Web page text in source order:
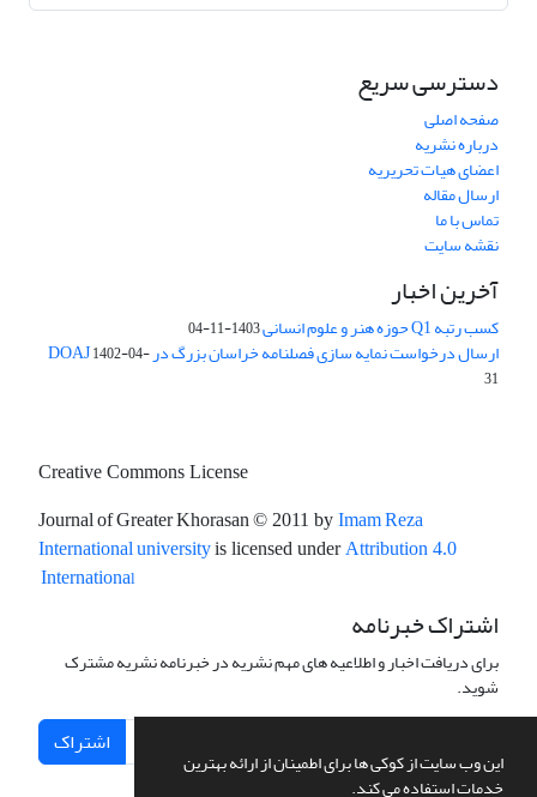
این وب سایت از کوکی ها برای اطمینان از ارائه بهترین
خدمات استفاده می کند.
دسترسی سریع
صفحه اصلی
درباره نشریه
اعضای هیات تحریریه
ارسال مقاله
تماس با ما
نقشه سایت
آخرین اخبار
کسب رتبه Q1 حوزه هنر و علوم انسانی 1403-11-04
ارسال درخواست نمایه سازی فصلنامه خراسان بزرگ در DOAJ1402-04-
31
Creative Commons License
Journal of Greater Khorasan© 2011 by Imam Reza
International universityis licensed under Attribution 4.0
International
اشتراک خبرنامه
برای دریافت اخبار و اطلاعیه های مهم نشریه در خبرنامه نشریه مشترک
شوید.
اشتراک